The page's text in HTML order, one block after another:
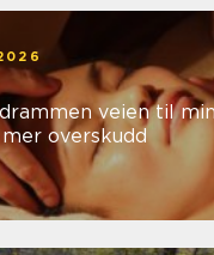
veien til mindre
overskudd